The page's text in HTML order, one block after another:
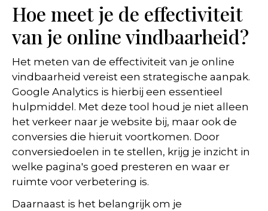
Hoe meet je de effectiviteit
van je online vindbaarheid?
Het meten van de effectiviteit van je online
vindbaarheid vereist een strategische aanpak.
Google Analytics is hierbij een essentieel
hulpmiddel. Met deze tool houd je niet alleen
het verkeer naar je website bij, maar ook de
conversies die hieruit voortkomen. Door
conversiedoelen in te stellen, krijg je inzicht in
welke pagina's goed presteren en waar er
ruimte voor verbetering is.
Daarnaast is het belangrijk om je